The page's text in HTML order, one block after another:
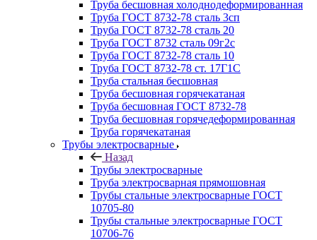
Труба бесшовная холоднодеформированная
Труба ГОСТ 8732-78 сталь 3сп
Труба ГОСТ 8732-78 сталь 20
Труба ГОСТ 8732 сталь 09г2с
Труба ГОСТ 8732-78 сталь 10
Труба ГОСТ 8732-78 ст. 17Г1С
Труба стальная бесшовная
Труба бесшовная горячекатаная
Труба бесшовная ГОСТ 8732-78
Труба бесшовная горячедеформированная
Труба горячекатаная
Трубы электросварные
Назад
Трубы электросварные
Труба электросварная прямошовная
Трубы стальные электросварные ГОСТ
10705-80
Трубы стальные электросварные ГОСТ
10706-76